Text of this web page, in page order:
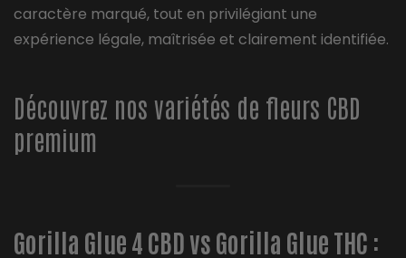
caractère marqué, tout en privilégiant une
expérience légale, maîtrisée et clairement identifiée.
Découvrez nos variétés de fleurs CBD
premium
Gorilla Glue 4 CBD vs Gorilla Glue THC :